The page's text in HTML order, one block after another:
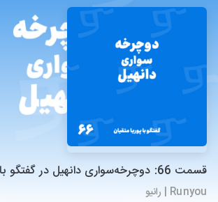
قسمت 66: دوچرخه‌سواری دانهیل در گفتگو با پوریا متقیان
Runyou | رانیو